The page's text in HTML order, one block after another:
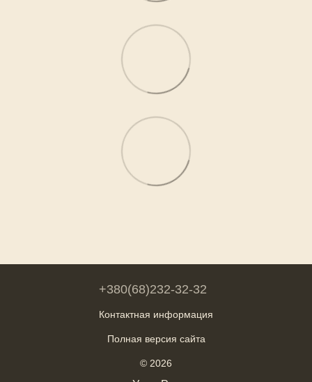
+380(68)232-32-32
Контактная информация
Полная версия сайта
© 2026